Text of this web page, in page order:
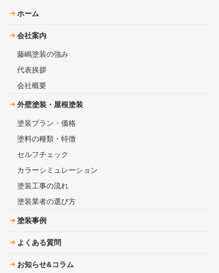
ホーム
会社案内
藤嶋塗装の強み
代表挨拶
会社概要
外壁塗装・屋根塗装
塗装プラン・価格
塗料の種類・特徴
セルフチェック
カラーシミュレーション
塗装工事の流れ
塗装業者の選び方
塗装事例
よくある質問
お知らせ&コラム